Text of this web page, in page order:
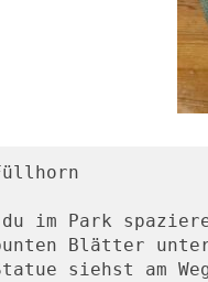
du im Park
Blätter unter
siehst am